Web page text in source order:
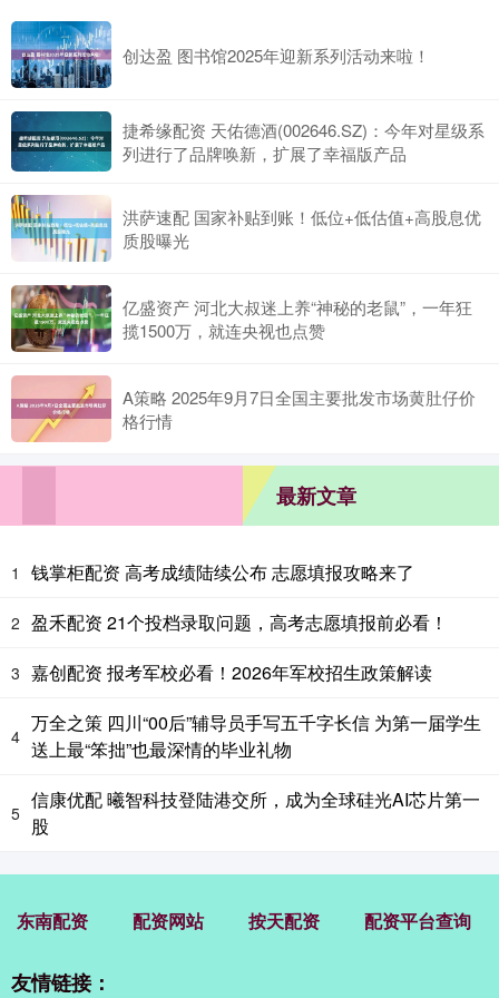
创达盈 图书馆2025年迎新系列活动来啦！
捷希缘配资 天佑德酒(002646.SZ)：今年对星级系
列进行了品牌唤新，扩展了幸福版产品
洪萨速配 国家补贴到账！低位+低估值+高股息优
质股曝光
亿盛资产 河北大叔迷上养“神秘的老鼠”，一年狂
揽1500万，就连央视也点赞
A策略 2025年9月7日全国主要批发市场黄肚仔价
格行情
最新文章
1 钱掌柜配资 高考成绩陆续公布 志愿填报攻略来了
2 盈禾配资 21个投档录取问题，高考志愿填报前必看！
3 嘉创配资 报考军校必看！2026年军校招生政策解读
4
万全之策 四川“00后”辅导员手写五千字长信 为第一届学生
送上最“笨拙”也最深情的毕业礼物
5
信康优配 曦智科技登陆港交所，成为全球硅光AI芯片第一
股
东南配资 配资网站 按天配资 配资平台查询
友情链接：